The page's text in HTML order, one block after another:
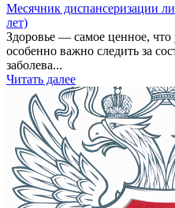
Месячник диспансеризации
лет)
Здоровье — самое ценное, что
особенно важно следить за
заболева...
Читать далее